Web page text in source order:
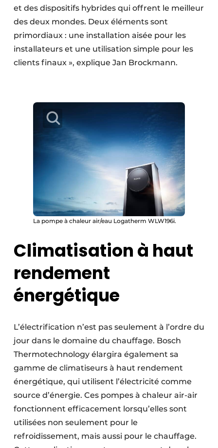
et des dispositifs hybrides qui offrent le meilleur
des deux mondes. Deux éléments sont
primordiaux : une installation aisée pour les
installateurs et une utilisation simple pour les
clients finaux », explique Jan Brockmann.
La pompe à chaleur air/eau Logatherm WLW196i.
Climatisation à haut
rendement
énergétique
L’électrification n’est pas seulement à l’ordre du
jour dans le domaine du chauffage. Bosch
Thermotechnology élargira également sa
gamme de climatiseurs à haut rendement
énergétique, qui utilisent l’électricité comme
source d’énergie. Ces pompes à chaleur air-air
fonctionnent efficacement lorsqu’elles sont
utilisées non seulement pour le
refroidissement, mais aussi pour le chauffage.